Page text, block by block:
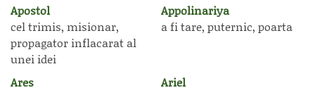
Apostol
cel trimis, misionar,
propagator inflacarat al
unei idei
Appolinariya
a fi tare, puternic, poarta
Ares
Ariel